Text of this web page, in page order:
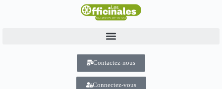
Contactez-nous
Connectez-vous